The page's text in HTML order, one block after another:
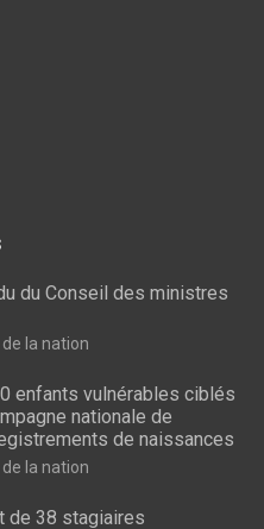
du Conseil des ministres
de la nation
enfants vulnérables ciblés
nationale de
de naissances
de la nation
de 38 stagiaires